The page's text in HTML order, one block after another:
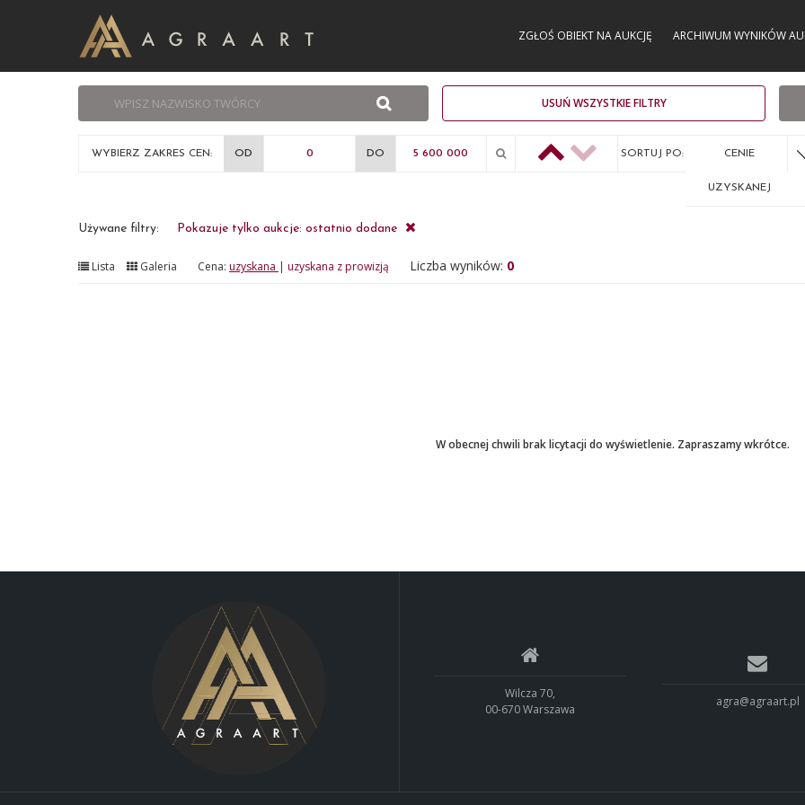
ZGŁOŚ OBIEKT NA AUKCJĘ ARCHIWUM WYNIKÓW
USUŃ WSZYSTKIE FILTRY
WYBIERZ ZAKRES CEN: OD DO SORTUJ PO: CENIE
UZYSKANEJ
Używane filtry: Pokazuje tylko aukcje: ostatnio dodane
Lista Galeria Cena: uzyskana | uzyskana z prowizją Liczba wyników: 0
W obecnej chwili brak licytacji do wyświetlenie. Zapraszamy wkrótce.
Wilcza 70,
00-670 Warszawa
agra@agraart.pl